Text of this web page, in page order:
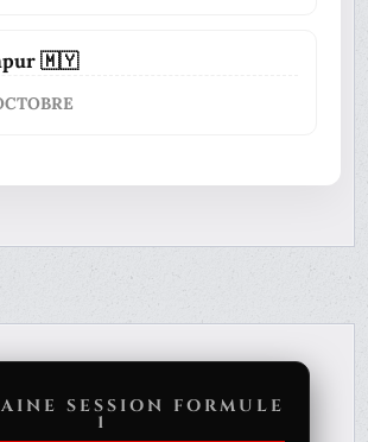
🇲🇾
SESSION FORMULE
1